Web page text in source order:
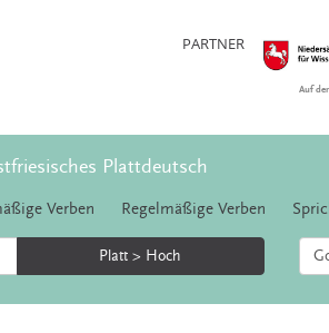
PARTNER
Auf
Plattdeutsch
Verben Regelmäßige Verben
Platt > Hoch